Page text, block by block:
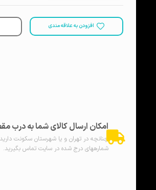
افزودن به علاقه مندی
امکان ارسال کالای شما به درب
چنانچه در تهران و یا شهرستان سکونت
شمارههای درج شده در سایت تماس بگیرید.